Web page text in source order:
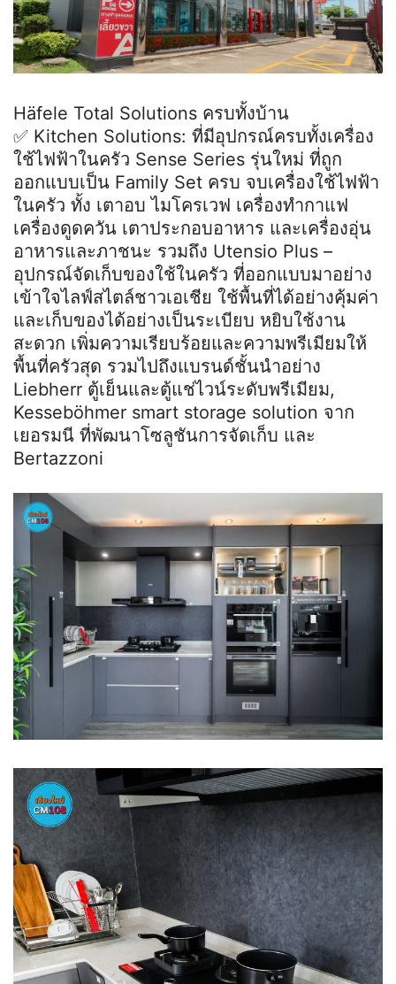
Häfele Total Solutions ครบทั้งบ้าน
✅ Kitchen Solutions: ที่มีอุปกรณ์ครบทั้งเครื่อง
ใช้ไฟฟ้าในครัว Sense Series รุ่นใหม่ ที่ถูก
ออกแบบเป็น Family Set ครบ จบเครื่องใช้ไฟฟ้า
ในครัว ทั้ง เตาอบ ไมโครเวฟ เครื่องทำกาแฟ
เครื่องดูดควัน เตาประกอบอาหาร และเครื่องอุ่น
อาหารและภาชนะ รวมถึง Utensio Plus –
อุปกรณ์จัดเก็บของใช้ในครัว ที่ออกแบบมาอย่าง
เข้าใจไลฟ์สไตล์ชาวเอเชีย ใช้พื้นที่ได้อย่างคุ้มค่า
และเก็บของได้อย่างเป็นระเบียบ หยิบใช้งาน
สะดวก เพิ่มความเรียบร้อยและความพรีเมียมให้
พื้นที่ครัวสุด รวมไปถึงแบรนด์ชั้นนำอย่าง
Liebherr ตู้เย็นและตู้แช่ไวน์ระดับพรีเมียม,
Kesseböhmer smart storage solution จาก
เยอรมนี ที่พัฒนาโซลูชันการจัดเก็บ และ
Bertazzoni